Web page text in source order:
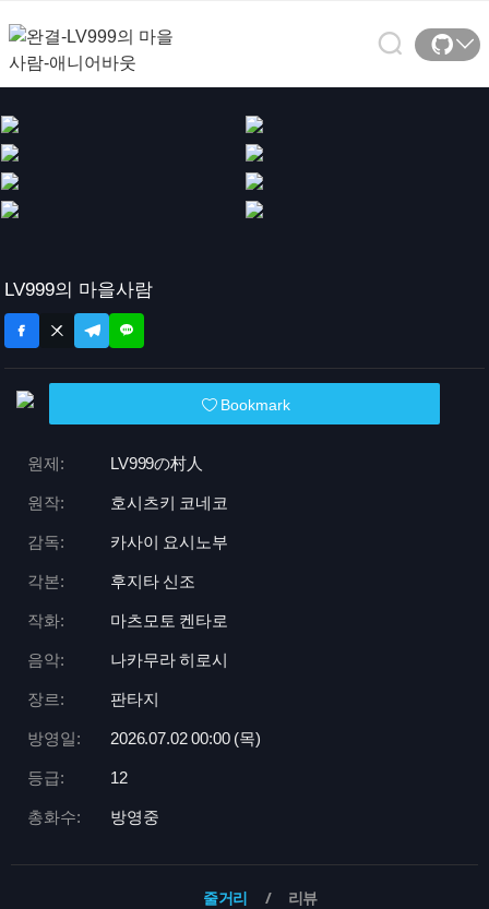
LV999의 마을사람
Bookmark
원제: LV999の村人
원작: 호시츠키 코네코
감독: 카사이 요시노부
각본: 후지타 신조
작화: 마츠모토 켄타로
음악: 나카무라 히로시
장르: 판타지
방영일: 2026.07.02 00:00 (목)
등급: 12
총화수: 방영중
줄거리 리뷰